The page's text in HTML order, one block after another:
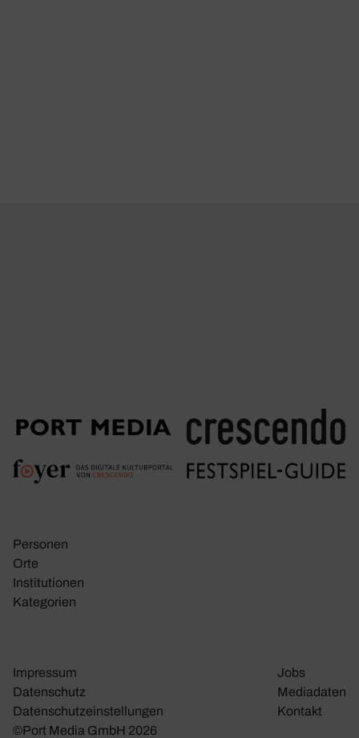
Personen
Orte
Insti­tu­tionen
Kate­go­rien
©Port Media GmbH 2026
Impressum
Daten­schutz
Daten­schutz­ein­stel­lungen
Jobs
Media­daten
Kontakt